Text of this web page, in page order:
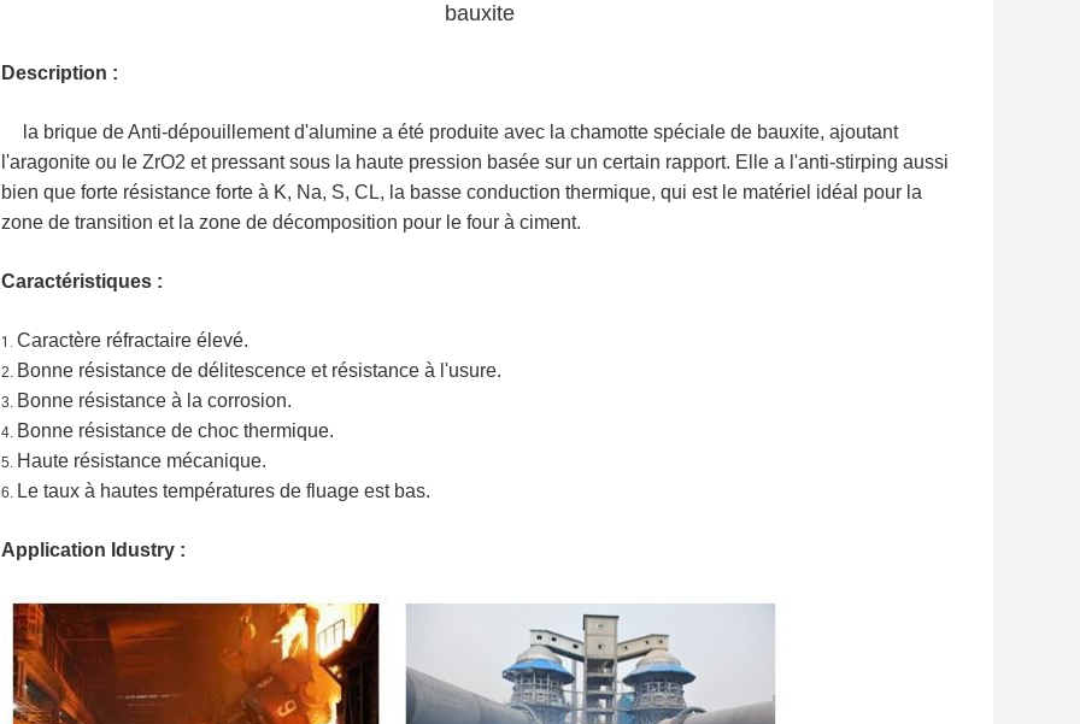
bauxite
Description :
la brique de Anti-dépouillement d'alumine a été produite avec la chamotte spéciale de bauxite, ajoutant
l'aragonite ou le ZrO2 et pressant sous la haute pression basée sur un certain rapport. Elle a l'anti-stirping aussi
bien que forte résistance forte à K, Na, S, CL, la basse conduction thermique, qui est le matériel idéal pour la
zone de transition et la zone de décomposition pour le four à ciment.
Caractéristiques :
1. Caractère réfractaire élevé.
2. Bonne résistance de délitescence et résistance à l'usure.
3. Bonne résistance à la corrosion.
4. Bonne résistance de choc thermique.
5. Haute résistance mécanique.
6. Le taux à hautes températures de fluage est bas.
Application Idustry :